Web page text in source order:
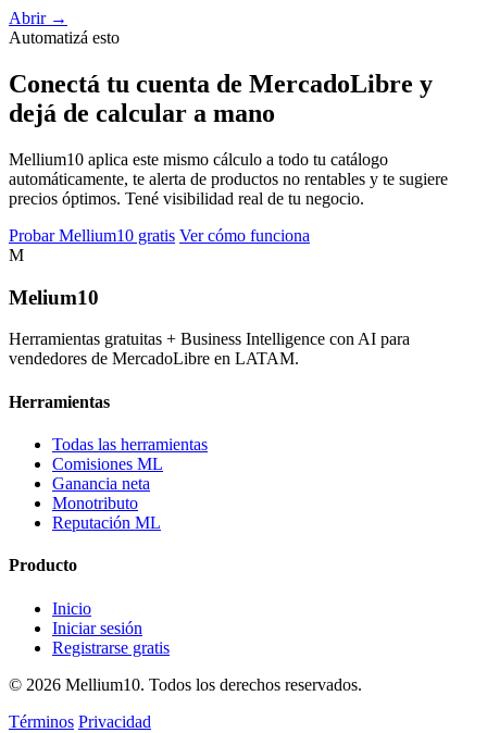
Abrir →
Automatizá esto
Conectá tu cuenta de MercadoLibre y
dejá de calcular a mano
Mellium10 aplica este mismo cálculo a todo tu catálogo
automáticamente, te alerta de productos no rentables y te sugiere
precios óptimos. Tené visibilidad real de tu negocio.
Probar Mellium10 gratis Ver cómo funciona
M
Melium10
Herramientas gratuitas + Business Intelligence con AI para
vendedores de MercadoLibre en LATAM.
Herramientas
Todas las herramientas
Comisiones ML
Ganancia neta
Monotributo
Reputación ML
Producto
Inicio
Iniciar sesión
Registrarse gratis
© 2026 Mellium10. Todos los derechos reservados.
Términos Privacidad